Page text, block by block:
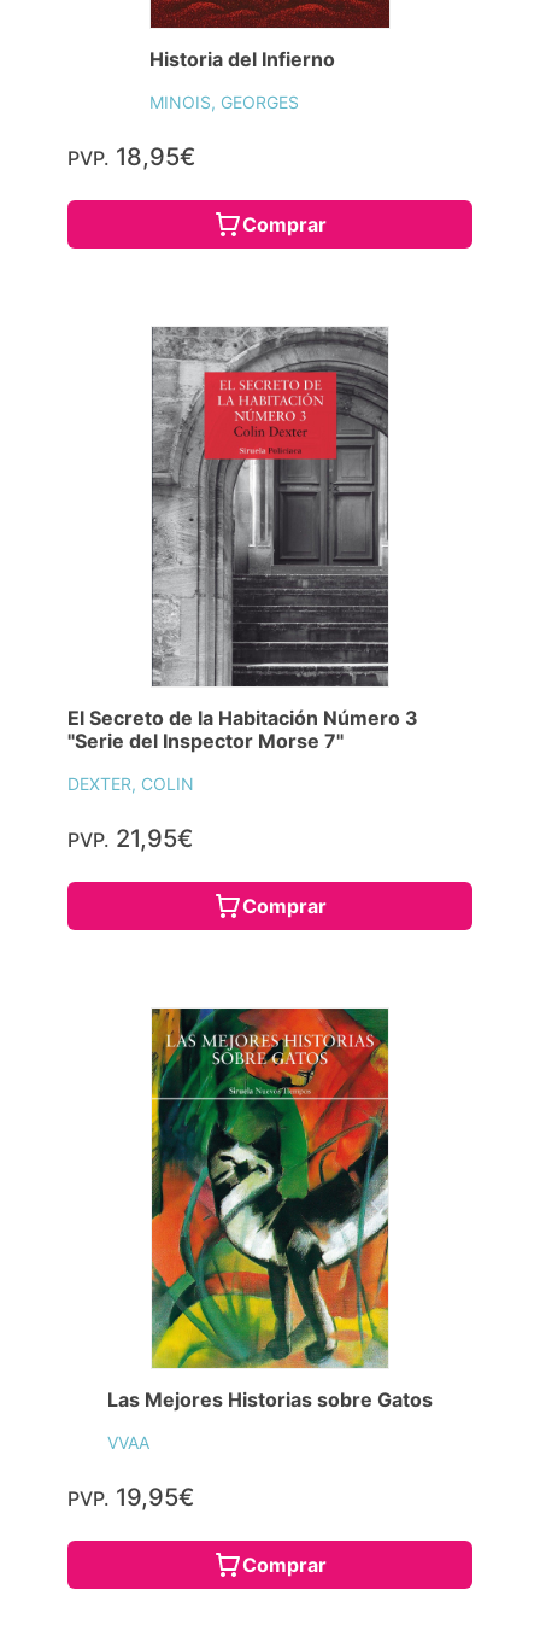
Historia del Infierno
MINOIS, GEORGES
PVP. 18,95€
Comprar
El Secreto de la Habitación Número 3
"Serie del Inspector Morse 7"
DEXTER, COLIN
PVP. 21,95€
Comprar
Las Mejores Historias sobre Gatos
VVAA
PVP. 19,95€
Comprar